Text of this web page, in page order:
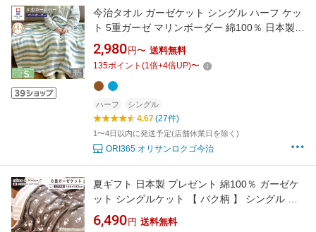
今治タオル ガーゼケット シングル ハーフ ケッ
ト 5重ガーゼ マリンボーダー 綿100％ 日本製
タオルケット 小さめ 軽量 昼寝 ベビー 赤ちゃん
子供 大人 140×190 140×100 夏 布団 涼しい 膝
掛け
2,980 円〜 送料無料
135ポイント (1倍+4倍UP)〜
ハーフ シングル
4.67(27件)
1〜4日以内に発送予定(店舗休業日を除く)
ORI365 オリサンロクゴ今治
夏ギフト 日本製 プレゼント 綿100％ ガーゼケ
ット シングルケット 【 バク柄 】 シングル 日
本産 シングルサイズ 三河木綿 約140×190cm
年中素材 涼しい 冷房対策 6重ガーゼ春 夏 肌掛
6,490 円 送料無料